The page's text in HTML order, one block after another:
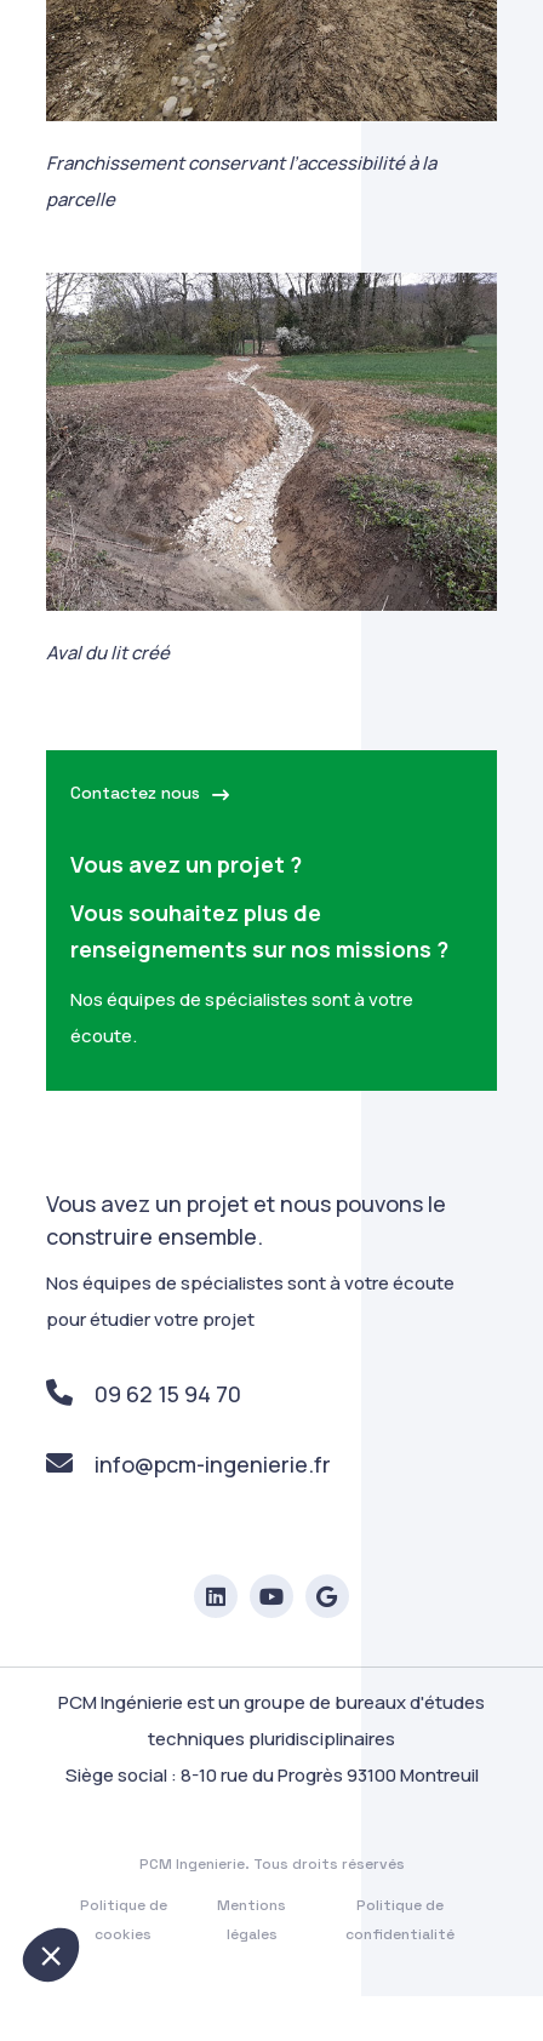
Franchissement conservant l’accessibilité à la
parcelle
Aval du lit créé
Contactez nous
Vous avez un projet ?
Vous souhaitez plus de
renseignements sur nos missions ?
Nos équipes de spécialistes sont à votre
écoute.
Vous avez un projet et nous pouvons le
construire ensemble.
Nos équipes de spécialistes sont à votre écoute
pour étudier votre projet
09 62 15 94 70
info@pcm-ingenierie.fr
PCM Ingenierie. Tous droits réservés
PCM Ingénierie est un groupe de bureaux d'études
techniques pluridisciplinaires
Siège social : 8-10 rue du Progrès 93100 Montreuil
Mentions
légales
Politique de
cookies
Politique de
confidentialité
PCM Ingénierie
Nous respectons votre vie privée
fonctionnement de notre site.
Consentements certifiés par
Non merci